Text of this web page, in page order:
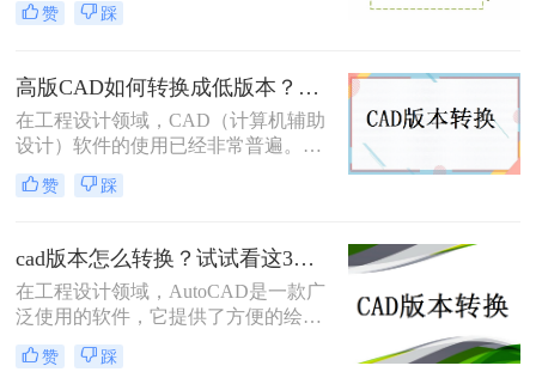
件，以方便在旧版本的软件中打开和
转成低版本方法。
赞 踩
高版CAD如何转换成低版本？这3个转换方法非常简单！
在工程设计领域，CAD（计算机辅助
设计）软件的使用已经非常普遍。然
而，由于不同版本之间的兼容性问
题，有时候我们可能需要将高版本的
一些实用的高版CAD如何转换成低版
本方法。
赞 踩
cad版本怎么转换？试试看这3个方法！
在工程设计领域，AutoCAD是一款广
泛使用的软件，它提供了方便的绘图
和设计工具。然而，由于不同版本之
间的兼容性问题，有时候我们可能需
赞 踩